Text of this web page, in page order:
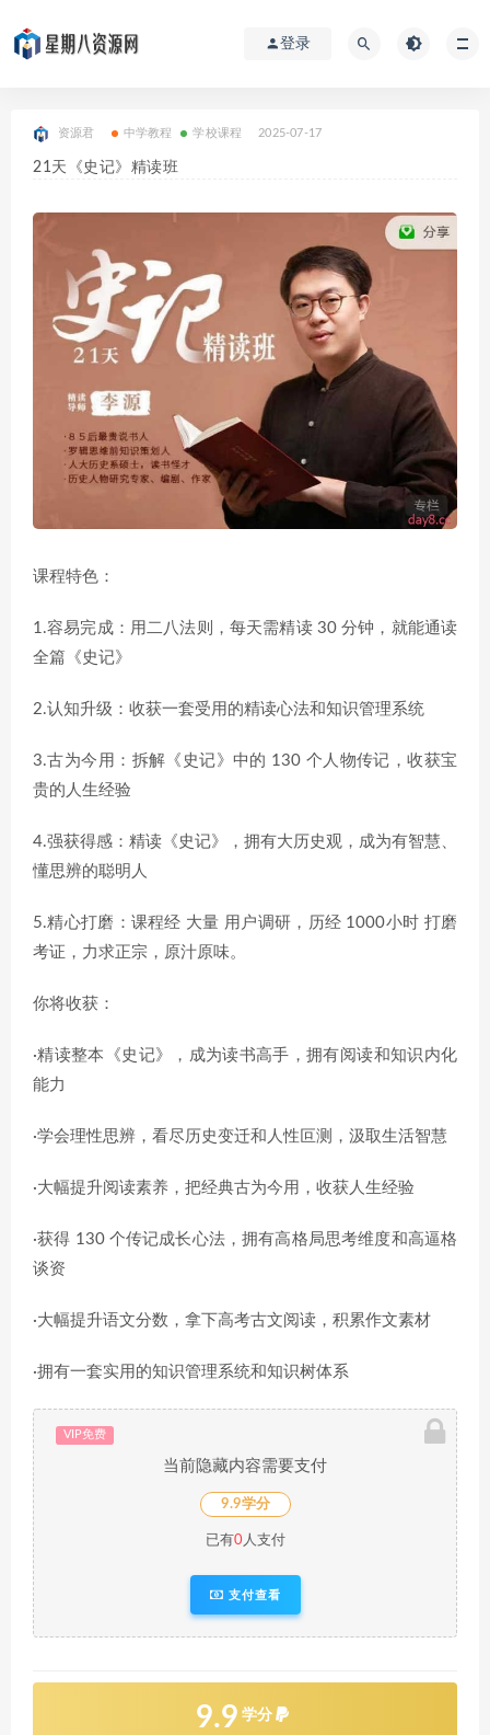
登录
资源君 中学教程 学校课程 2025-07-17
21天《史记》精读班
课程特色：
1.容易完成：用二八法则，每天需精读 30 分钟，就能通读
全篇《史记》
2.认知升级：收获一套受用的精读心法和知识管理系统
3.古为今用：拆解《史记》中的 130 个人物传记，收获宝
贵的人生经验
4.强获得感：精读《史记》，拥有大历史观，成为有智慧、
懂思辨的聪明人
5.精心打磨：课程经 大量 用户调研，历经 1000小时 打磨
考证，力求正宗，原汁原味。
你将收获：
·精读整本《史记》，成为读书高手，拥有阅读和知识内化
能力
·学会理性思辨，看尽历史变迁和人性叵测，汲取生活智慧
·大幅提升阅读素养，把经典古为今用，收获人生经验
·获得 130 个传记成长心法，拥有高格局思考维度和高逼格
谈资
·大幅提升语文分数，拿下高考古文阅读，积累作文素材
·拥有一套实用的知识管理系统和知识树体系
VIP免费
当前隐藏内容需要支付
9.9学分
已有0人支付
支付查看
9.9 学分